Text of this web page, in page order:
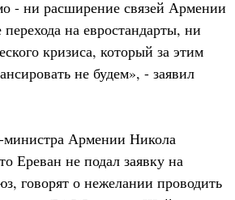
- ни расширение связей Армении
на евростандарты, ни
кризиса, который за этим
не будем», - заявил
министра Армении Никола
Ереван не подал заявку на
говорят о нежелании проводить